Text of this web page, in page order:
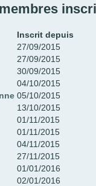
Inscrit depuis
27/09/2015
27/09/2015
30/09/2015
04/10/2015
05/10/2015
13/10/2015
01/11/2015
01/11/2015
04/11/2015
27/11/2015
01/01/2016
02/01/2016